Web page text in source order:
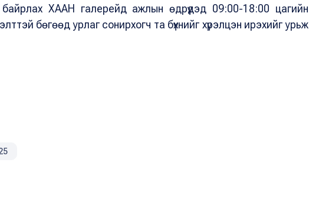
ХААН галерейд ажлын өдрүүдэд 09:00-18:00 цагийн
бөгөөд урлаг сонирхогч та бүхнийг хүрэлцэн ирэхийг урьж